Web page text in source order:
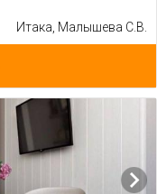
Итака, Малышева С.В.